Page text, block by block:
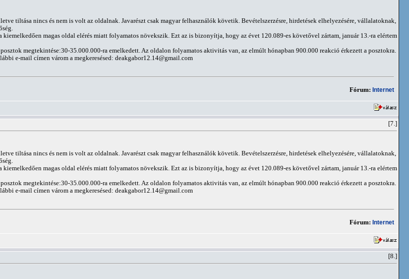
tiltása nincs és nem is volt az oldalnak. Javarészt csak magyar felhasználók követik. Bevételszerzésre, hirdetések elhelyezésére, vállalatoknak,
magas oldal elérés miatt folyamatos növekszik. Ezt az is bizonyítja, hogy az évet 120.089-es követővel zártam, január 13.-ra elértem
megtekintése:30-35.000.000-ra emelkedett. Az oldalon folyamatos aktivitás van, az elmúlt hónapban 900.000 reakció érkezett a posztokra.
e-mail címen várom a megkeresésed: deakgabor12.14@gmail.com
Fórum: Internet
[7.]
tiltása nincs és nem is volt az oldalnak. Javarészt csak magyar felhasználók követik. Bevételszerzésre, hirdetések elhelyezésére, vállalatoknak,
magas oldal elérés miatt folyamatos növekszik. Ezt az is bizonyítja, hogy az évet 120.089-es követővel zártam, január 13.-ra elértem
megtekintése:30-35.000.000-ra emelkedett. Az oldalon folyamatos aktivitás van, az elmúlt hónapban 900.000 reakció érkezett a posztokra.
e-mail címen várom a megkeresésed: deakgabor12.14@gmail.com
Fórum: Internet
[8.]